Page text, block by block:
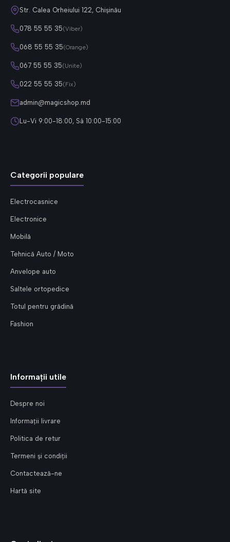
Str. Calea Orheiului 122, Chișinău
078 55 55 35(Viber)
068 55 55 35(Orange)
067 55 55 35(Unite)
022 55 55 35(Fix)
admin@magicshop.md
Lu-Vi 9:00-18:00, Sâ 10:00-15:00
Categorii populare
Electrocasnice
Electronice
Mobilă
Tehnică Auto / Moto
Anvelope auto
Saltele ortopedice
Totul pentru grădină
Fashion
Informații utile
Despre noi
Informații livrare
Politica de retur
Termeni și condiții
Contactează-ne
Hartă site